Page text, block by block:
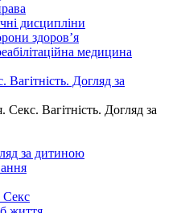
дисципліни
здоров’я
медицина
Вагітність. Догляд за
Секс. Вагітність. Догляд за
за дитиною
Секс